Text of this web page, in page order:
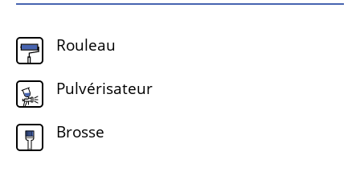
Rouleau
Pulvérisateur
Brosse